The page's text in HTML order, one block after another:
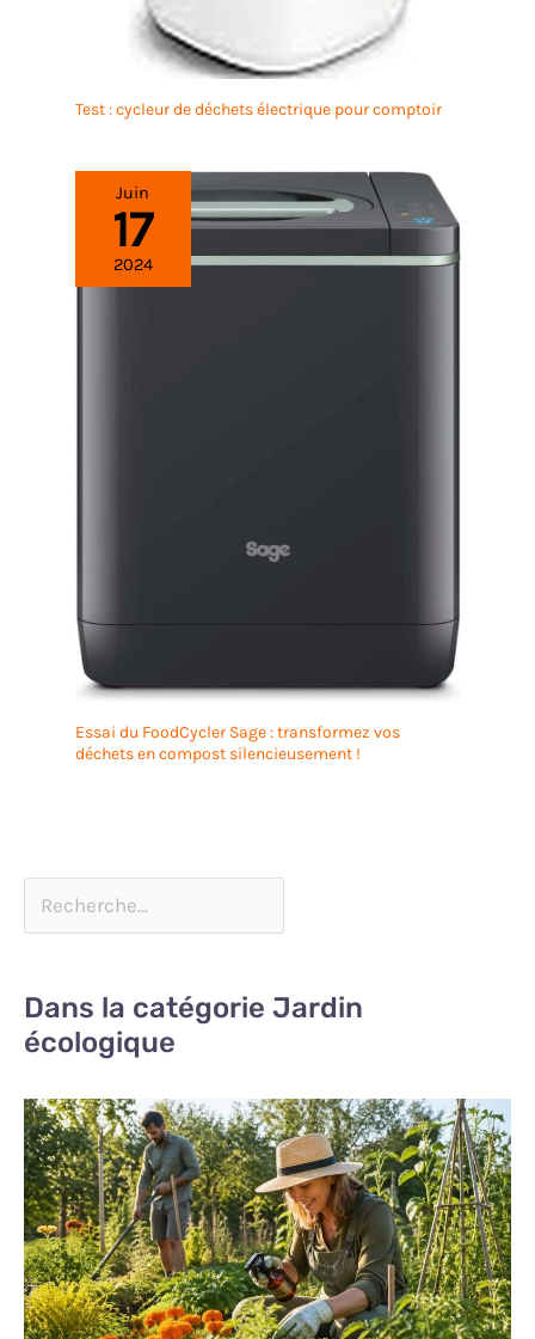
Test : cycleur de déchets électrique pour comptoir
Juin
17
2024
Essai du FoodCycler Sage : transformez vos
déchets en compost silencieusement !
Dans la catégorie Jardin
écologique